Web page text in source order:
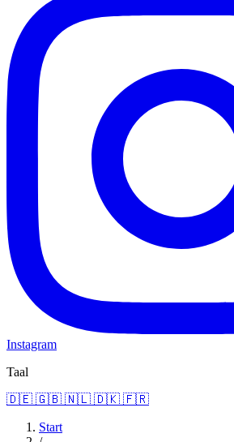
Instagram
Taal
🇩🇪 🇬🇧 🇳🇱 🇩🇰 🇫🇷
Start